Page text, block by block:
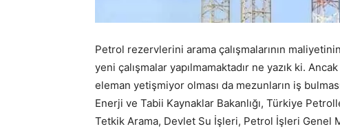
Petrol rezervlerini arama çalışmalarının
yeni çalışmalar yapılmamaktadır ne yazık ki.
eleman yetişmiyor olması da mezunların iş
Enerji ve Tabii Kaynaklar Bakanlığı, Türkiye
Tetkik Arama, Devlet Su İşleri, Petrol İşleri Genel